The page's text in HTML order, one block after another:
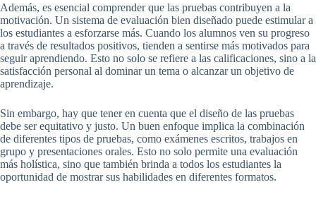
Además, es esencial comprender que las pruebas contribuyen a la
motivación. Un sistema de evaluación bien diseñado puede estimular a
los estudiantes a esforzarse más. Cuando los alumnos ven su progreso
a través de resultados positivos, tienden a sentirse más motivados para
seguir aprendiendo. Esto no solo se refiere a las calificaciones, sino a la
satisfacción personal al dominar un tema o alcanzar un objetivo de
aprendizaje.
Sin embargo, hay que tener en cuenta que el diseño de las pruebas
debe ser equitativo y justo. Un buen enfoque implica la combinación
de diferentes tipos de pruebas, como exámenes escritos, trabajos en
grupo y presentaciones orales. Esto no solo permite una evaluación
más holística, sino que también brinda a todos los estudiantes la
oportunidad de mostrar sus habilidades en diferentes formatos.